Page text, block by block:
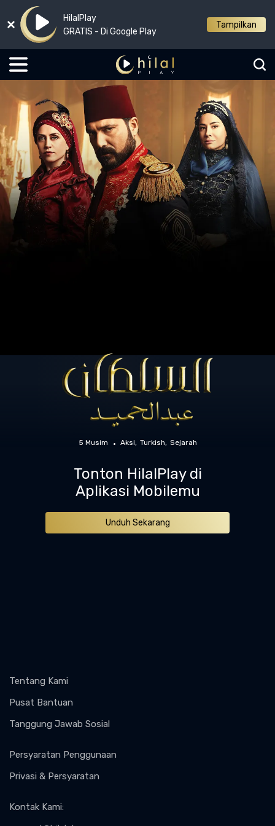
HilalPlay
GRATIS - Di Google Play
Tampilkan
5 Musim Aksi Turkish Sejarah
Tonton HilalPlay di
Aplikasi Mobilemu
Unduh Sekarang
Tentang Kami
Pusat Bantuan
Tanggung Jawab Sosial
Persyaratan Penggunaan
Privasi & Persyaratan
Kontak Kami: